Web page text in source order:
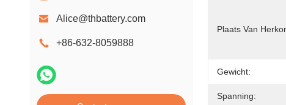
Alice@thbattery.com
+86-632-8059888
Plaats Van
Gewicht:
Spanning: